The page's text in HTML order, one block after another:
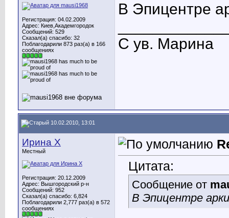
Регистрация: 04.02.2009
Адрес: Киев,Академгородок
Сообщений: 529
Сказал(а) спасибо: 32
Поблагодарили 873 раз(а) в 166
сообщениях
В Эпицентре
С ув. Марина
10.02.2010, 13:01
Ирина X
Местный
Регистрация: 20.12.2009
Адрес: Вышгородский р-н
Сообщений: 952
Сказал(а) спасибо: 6,824
Поблагодарили 2,777 раз(а) в 572
сообщениях
Цитата:
Сообщение от
В Эпицентре